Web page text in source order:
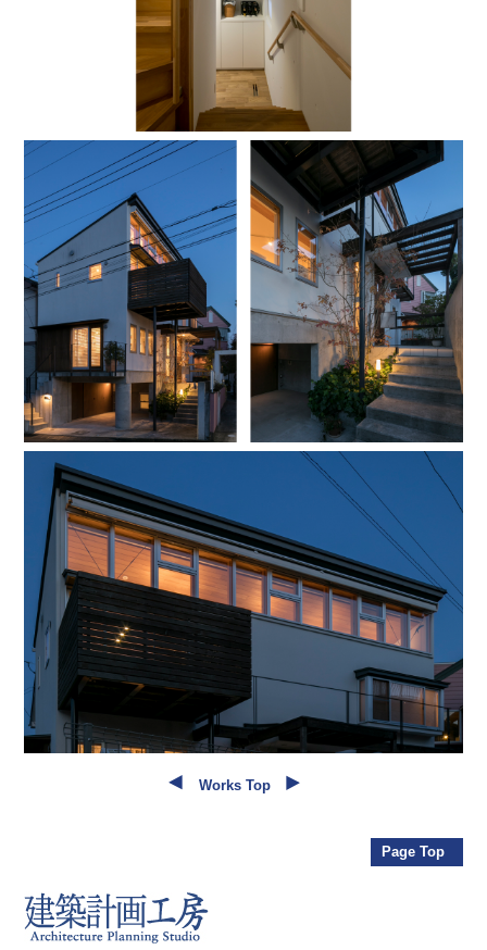
Works Top
Page Top